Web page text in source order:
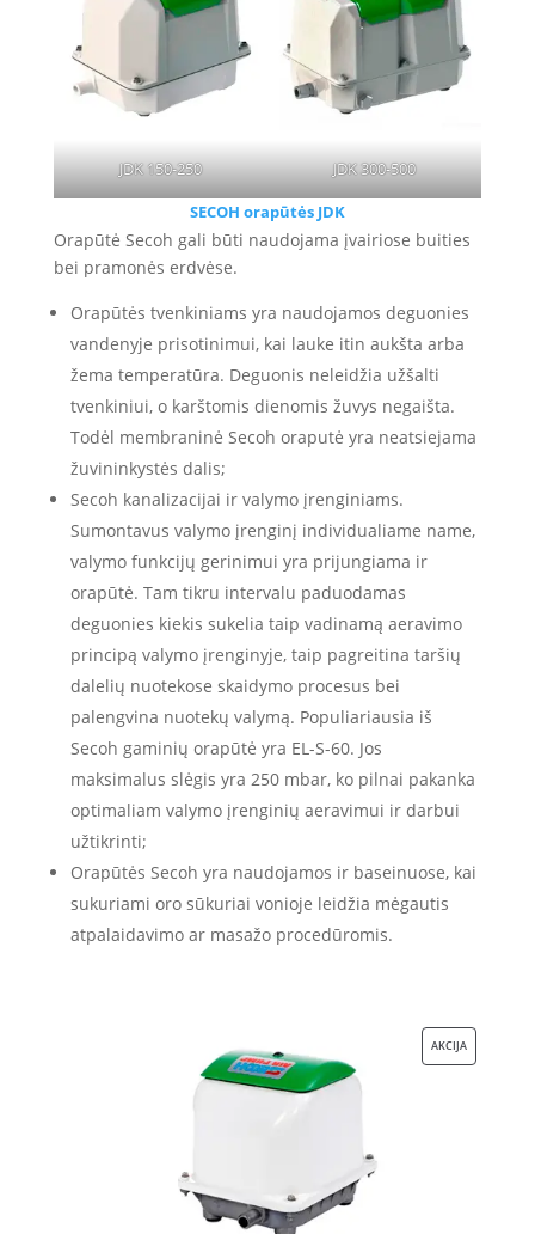
JDK 150-250
JDK 300-500
SECOH orapūtės JDK
Orapūtė Secoh gali būti naudojama įvairiose buities
bei pramonės erdvėse.
Orapūtės tvenkiniams yra naudojamos deguonies
vandenyje prisotinimui, kai lauke itin aukšta arba
žema temperatūra. Deguonis neleidžia užšalti
tvenkiniui, o karštomis dienomis žuvys negaišta.
Todėl membraninė Secoh oraputė yra neatsiejama
žuvininkystės dalis;
Secoh kanalizacijai ir valymo įrenginiams.
Sumontavus valymo įrenginį individualiame name,
valymo funkcijų gerinimui yra prijungiama ir
orapūtė. Tam tikru intervalu paduodamas
deguonies kiekis sukelia taip vadinamą aeravimo
principą valymo įrenginyje, taip pagreitina taršių
dalelių nuotekose skaidymo procesus bei
palengvina nuotekų valymą. Populiariausia iš
Secoh gaminių orapūtė yra EL-S-60. Jos
maksimalus slėgis yra 250 mbar, ko pilnai pakanka
optimaliam valymo įrenginių aeravimui ir darbui
užtikrinti;
Orapūtės Secoh yra naudojamos ir baseinuose, kai
sukuriami oro sūkuriai vonioje leidžia mėgautis
atpalaidavimo ar masažo procedūromis.
AKCIJAPRODUKTAS